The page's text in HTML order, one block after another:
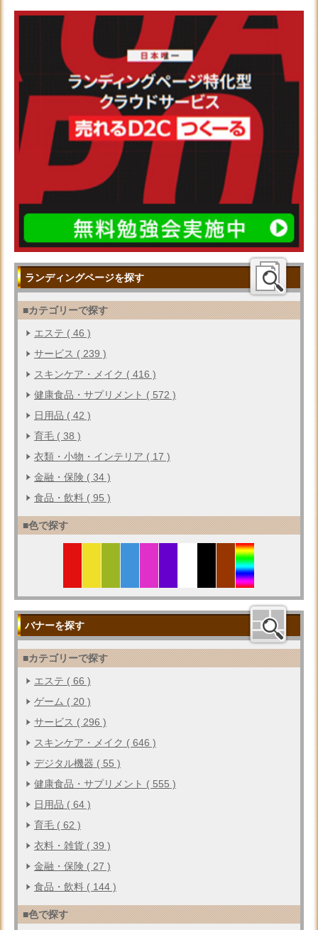
ランディングページを探す
■カテゴリーで探す
エステ ( 46 )
サービス ( 239 )
スキンケア・メイク ( 416 )
健康食品・サプリメント ( 572 )
日用品 ( 42 )
育毛 ( 38 )
衣類・小物・インテリア ( 17 )
金融・保険 ( 34 )
食品・飲料 ( 95 )
■色で探す
バナーを探す
■カテゴリーで探す
エステ ( 66 )
ゲーム ( 20 )
サービス ( 296 )
スキンケア・メイク ( 646 )
デジタル機器 ( 55 )
健康食品・サプリメント ( 555 )
日用品 ( 64 )
育毛 ( 62 )
衣料・雑貨 ( 39 )
金融・保険 ( 27 )
食品・飲料 ( 144 )
■色で探す